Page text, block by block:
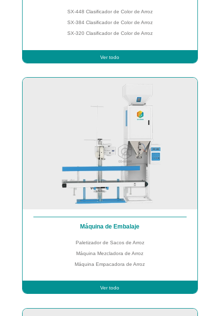
SX-448 Clasificador de Color de Arroz
SX-384 Clasificador de Color de Arroz
SX-320 Clasificador de Color de Arroz
Ver todo
Máquina de Embalaje
Paletizador de Sacos de Arroz
Máquina Mezcladora de Arroz
Máquina Empacadora de Arroz
Ver todo